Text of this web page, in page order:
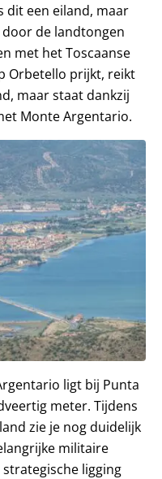
dit een eiland, maar
de landtongen
met het Toscaanse
Orbetello prijkt, reikt
maar staat dankzij
Monte Argentario.
ligt bij Punta
meter. Tijdens
zie je nog duidelijk
militaire
ligging